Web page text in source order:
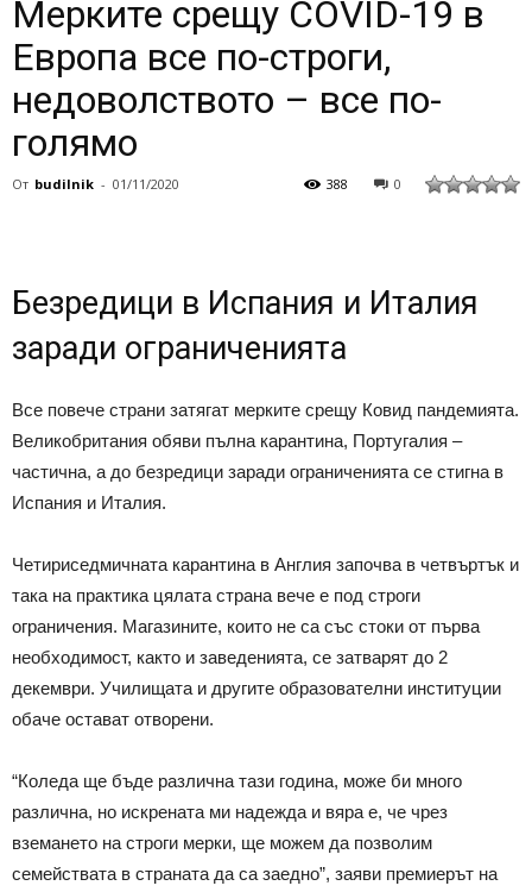
Мерките срещу COVID-19 в
Европа все по-строги,
недоволството – все по-
голямо
От budilnik - 01/11/2020 0
388
Безредици в Испания и Италия
заради ограниченията
Все повече страни затягат мерките срещу Ковид пандемията.
Великобритания обяви пълна карантина, Португалия –
частична, а до безредици заради ограниченията се стигна в
Испания и Италия.
Четириседмичната карантина в Англия започва в четвъртък и
така на практика цялата страна вече е под строги
ограничения. Магазините, които не са със стоки от първа
необходимост, както и заведенията, се затварят до 2
декември. Училищата и другите образователни институции
обаче остават отворени.
“Коледа ще бъде различна тази година, може би много
различна, но искрената ми надежда и вяра е, че чрез
вземането на строги мерки, ще можем да позволим
семействата в страната да са заедно”, заяви премиерът на